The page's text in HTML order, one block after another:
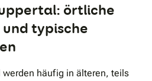
örtliche
typische
häufig in älteren, teils